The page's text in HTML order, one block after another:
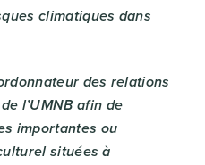
climatiques dans
des relations
l’UMNB afin de
importantes ou
situées à